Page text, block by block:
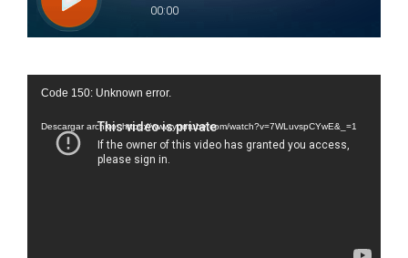
Reproductor
vídeo
Code 150: Unknown error.
Descargar archivo: https://www.youtube.com/watch?v=7WLuvspCYwE&_=1